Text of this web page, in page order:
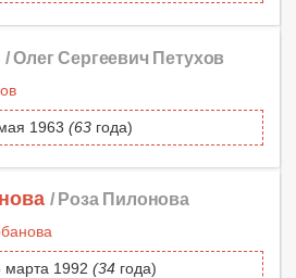
/ Олег Сергеевич Петухов
1963 (63 года)
/ Роза Пилонова
марта 1992 (34 года)